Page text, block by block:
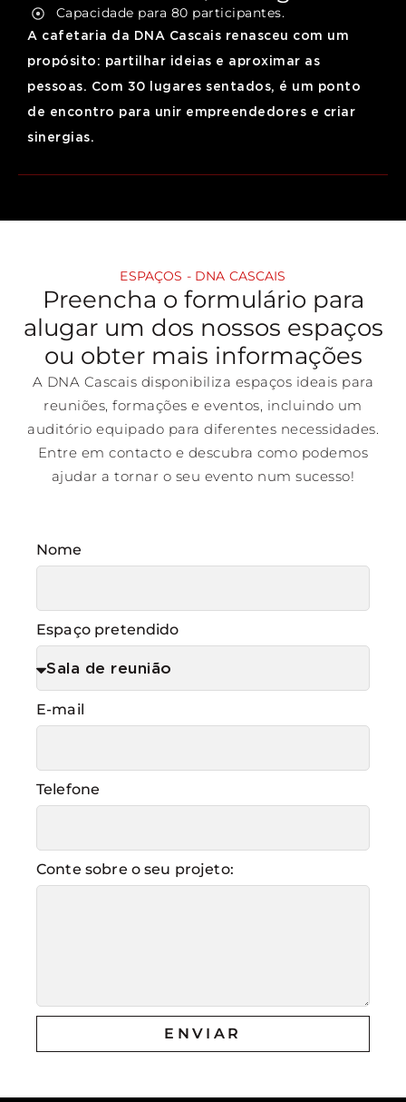
Capacidade para 80 participantes.
A cafetaria da DNA Cascais renasceu com um
propósito: partilhar ideias e aproximar as
pessoas. Com 30 lugares sentados, é um ponto
de encontro para unir empreendedores e criar
sinergias.
ESPAÇOS - DNA CASCAIS
Preencha o formulário para
alugar um dos nossos espaços
ou obter mais informações
A DNA Cascais disponibiliza espaços ideais para
reuniões, formações e eventos, incluindo um
auditório equipado para diferentes necessidades.
Entre em contacto e descubra como podemos
ajudar a tornar o seu evento num sucesso!
Nome
Espaço pretendido
E-mail
Telefone
Conte sobre o seu projeto:
ENVIAR